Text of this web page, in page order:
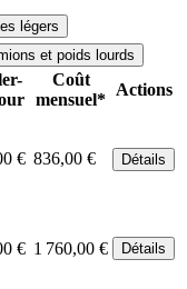
légers
et poids lourds
Coût
mensuel*
Actions
€ 836,00 € Détails
€ 1 760,00 € Détails